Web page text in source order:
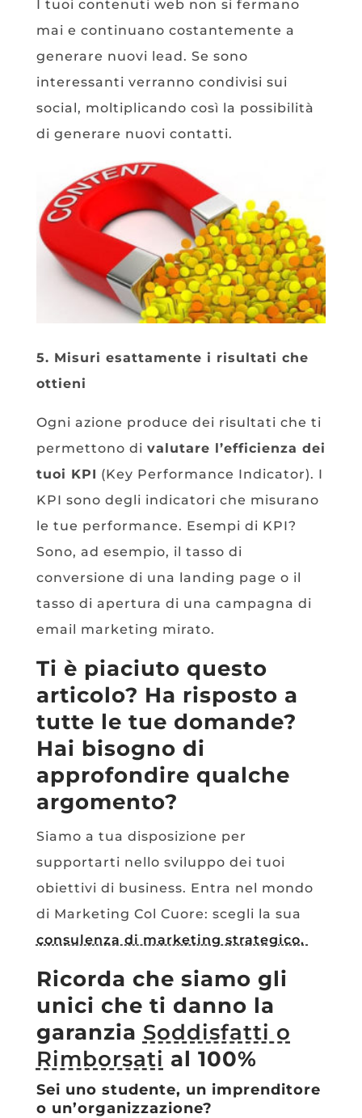
I tuoi contenuti web non si fermano
mai e continuano costantemente a
generare nuovi lead. Se sono
interessanti verranno condivisi sui
social, moltiplicando così la possibilità
di generare nuovi contatti.
5. Misuri esattamente i risultati che
ottieni
Ogni azione produce dei risultati che ti
permettono di valutare l’efficienza dei
tuoi KPI (Key Performance Indicator). I
KPI sono degli indicatori che misurano
le tue performance. Esempi di KPI?
Sono, ad esempio, il tasso di
conversione di una landing page o il
tasso di apertura di una campagna di
email marketing mirato.
Ti è piaciuto questo
articolo? Ha risposto a
tutte le tue domande?
Hai bisogno di
approfondire qualche
argomento?
Siamo a tua disposizione per
supportarti nello sviluppo dei tuoi
obiettivi di business. Entra nel mondo
di Marketing Col Cuore: scegli la sua
consulenza di marketing strategico.
Ricorda che siamo gli
unici che ti danno la
garanzia Soddisfatti o
Rimborsati al 100%
Sei uno studente, un imprenditore
o un’organizzazione?